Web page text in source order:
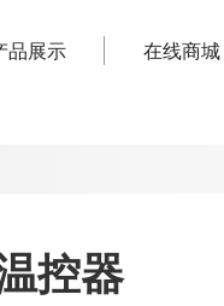
品展示 在线商城
控器